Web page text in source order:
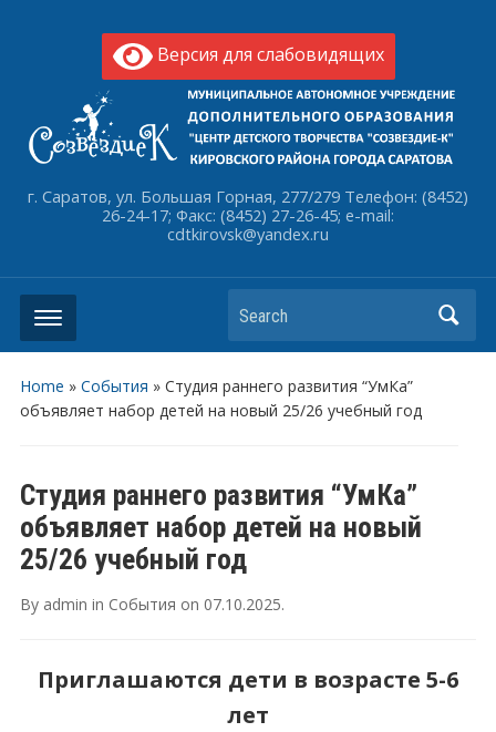
Версия для слабовидящих
г. Саратов, ул. Большая Горная, 277/279 Телефон: (8452)
26-24-17; Факс: (8452) 27-26-45; e-mail:
cdtkirovsk@yandex.ru
Search
Home » События » Студия раннего развития “УмКа”
объявляет набор детей на новый 25/26 учебный год
Студия раннего развития “УмКа”
объявляет набор детей на новый
25/26 учебный год
By admin in События on 07.10.2025.
Приглашаются дети в возрасте 5-6
лет